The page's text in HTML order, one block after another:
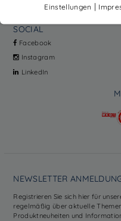
Online-Shop
SOCIAL
Facebook
Instagram
LinkedIn
NEWSLETTER
Registrieren Sie sich hier für
regelmäßig über aktuelle
Produktneuheiten und
Einstellungen |